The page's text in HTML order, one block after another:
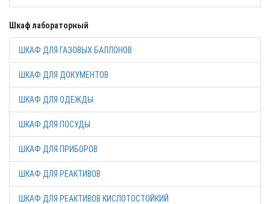
Шкаф лабораторный
ШКАФ ДЛЯ ГАЗОВЫХ БАЛЛОНОВ
ШКАФ ДЛЯ ДОКУМЕНТОВ
ШКАФ ДЛЯ ОДЕЖДЫ
ШКАФ ДЛЯ ПОСУДЫ
ШКАФ ДЛЯ ПРИБОРОВ
ШКАФ ДЛЯ РЕАКТИВОВ
ШКАФ ДЛЯ РЕАКТИВОВ КИСЛОТОСТОЙКИЙ